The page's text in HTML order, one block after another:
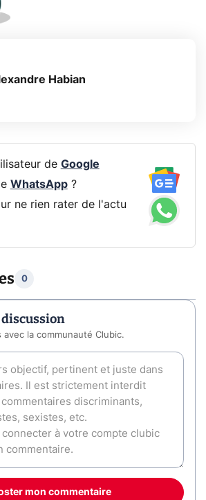
Habian
de Google
WhatsApp?
ne rien rater de l'actu
0
avec la communauté Clubic.
mon commentaire